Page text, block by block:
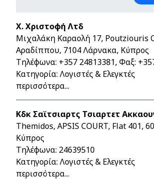
Χ. Χριστοφή Λτδ
Μιχαλάκη Καραολή 17, Poutziouris
Αραδίππου, 7104 Λάρνακα, Κύπρος
Τηλέφωνα: +357 24813381, Φαξ:
Κατηγορία: Λογιστές & Ελεγκτές
περισσότερα...
Κδκ Σαϊτσιαρτς Τσιαρτετ
Themidos, APSIS COURT, Flat 401,
Κύπρος
Τηλέφωνα: 24639510
Κατηγορία: Λογιστές & Ελεγκτές
περισσότερα...